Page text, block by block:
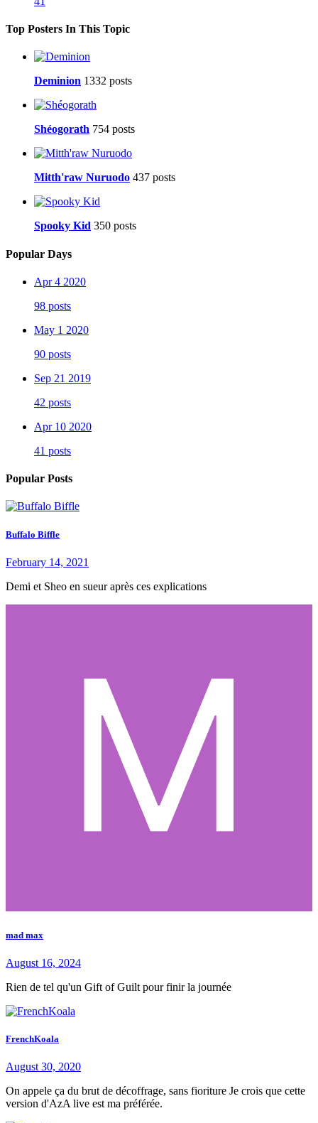
Top Posters In This Topic
Deminion 1332 posts
Shéogorath 754 posts
Mitth'raw Nuruodo 437 posts
Spooky Kid 350 posts
Popular Days
Apr 4 2020
98 posts
May 1 2020
90 posts
Sep 21 2019
42 posts
Apr 10 2020
41 posts
Popular Posts
Buffalo Biffle
February 14, 2021
Demi et Sheo en sueur après ces explications
mad max
August 16, 2024
Rien de tel qu'un Gift of Guilt pour finir la journée
FrenchKoala
August 30, 2020
On appele ça du brut de décoffrage, sans fioriture Je crois que cette
version d'AzA live est ma préférée.